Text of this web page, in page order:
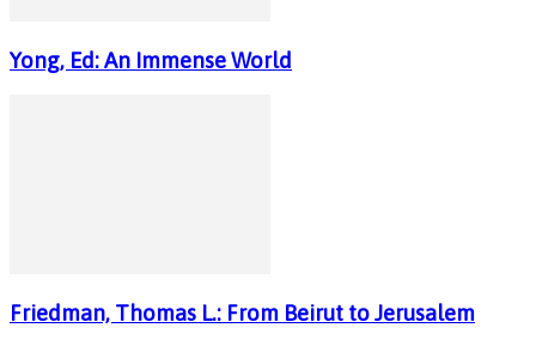
Yong, Ed: An Immense World
Friedman, Thomas L.: From Beirut to Jerusalem